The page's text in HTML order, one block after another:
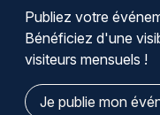
Publiez votre
Bénéficiez d'une
visiteurs mensuels !
Je publie mon